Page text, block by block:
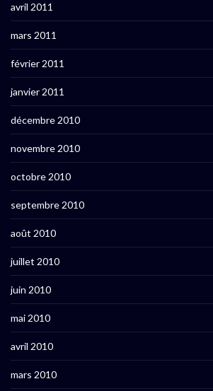
avril 2011
mars 2011
février 2011
janvier 2011
décembre 2010
novembre 2010
octobre 2010
septembre 2010
août 2010
juillet 2010
juin 2010
mai 2010
avril 2010
mars 2010